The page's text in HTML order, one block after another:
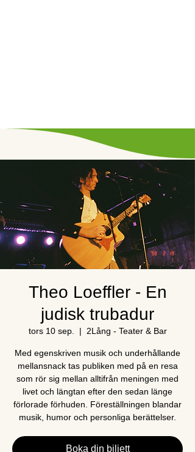
Theo Loeffler - En
judisk trubadur
tors 10 sep.
  |
2Lång - Teater & Bar
Med egenskriven musik och underhållande
mellansnack tas publiken med på en resa
som rör sig mellan alltifrån meningen med
livet och längtan efter den sedan länge
förlorade förhuden. Föreställningen blandar
musik, humor och personliga berättelser.
Boka din biljett